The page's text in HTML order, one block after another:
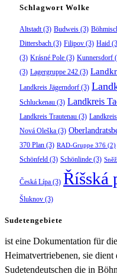
Schlagwort Wolke
Altstadt(3) Budweis (3)
Dittersbach (3) Filipov (3) Haid
(3) Krásné Pole (3) Kunnersdorf
(3) Lagergruppe 242 (3)
Landkreis Jägerndorf (3)
Schluckenau (3) Landkreis
Landkreis Trautenau (3)
Nová Oleška (3)
370 Plan (3) RAD-Gruppe 376 (2)
Schönfeld (3) Schönlinde (3)
Česká Lípa (3) Říšská
Šluknov (3)
Sudetengebiete
ist eine Dokumentation für
Heimatvertriebenen, sie
Sudetendeutschen die in